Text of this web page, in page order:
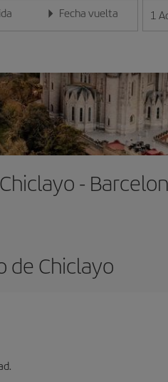
fecha en formato día/mes/año
Fecha vuelta
Introduce la fecha en 1
-
de Chiclayo